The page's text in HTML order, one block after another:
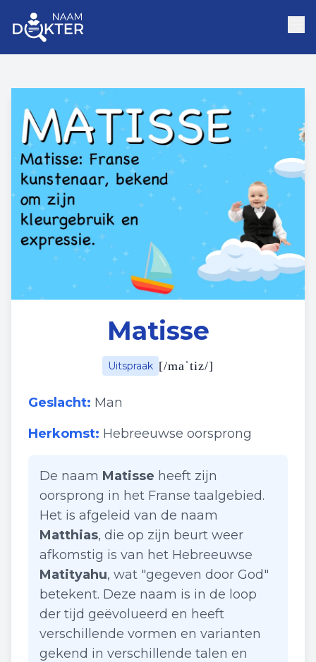
Matisse
Uitspraak [/maˈtiz/]
Geslacht: Man
Herkomst: Hebreeuwse oorsprong
De naam Matisse heeft zijn
oorsprong in het Franse taalgebied.
Het is afgeleid van de naam
Matthias, die op zijn beurt weer
afkomstig is van het Hebreeuwse
Matityahu, wat "gegeven door God"
betekent. Deze naam is in de loop
der tijd geëvolueerd en heeft
verschillende vormen en varianten
gekend in verschillende talen en